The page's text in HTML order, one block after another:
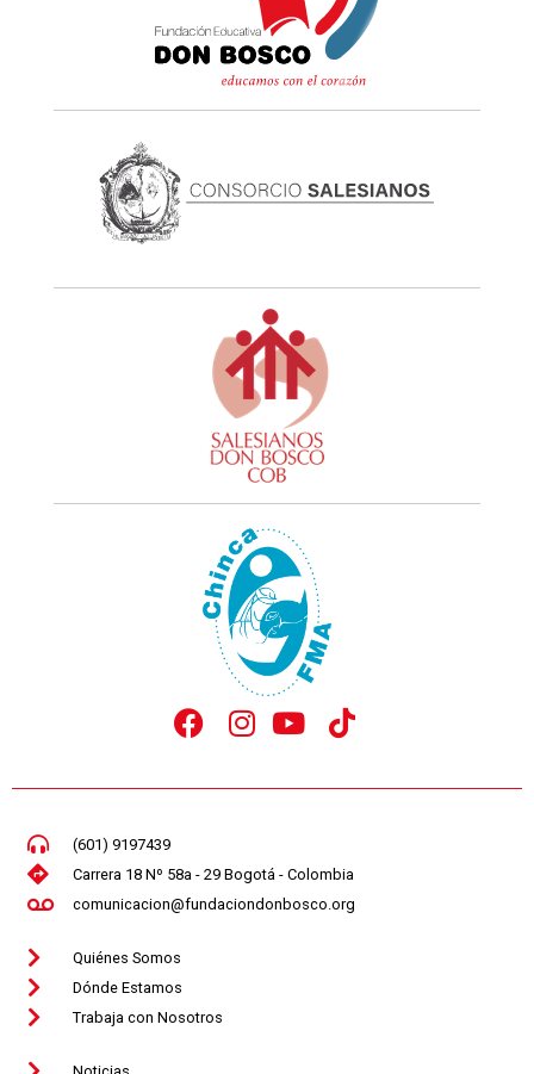
(601) 9197439
Carrera 18 Nº 58a - 29 Bogotá - Colombia
comunicacion@fundaciondonbosco.org
Quiénes Somos
Dónde Estamos
Trabaja con Nosotros